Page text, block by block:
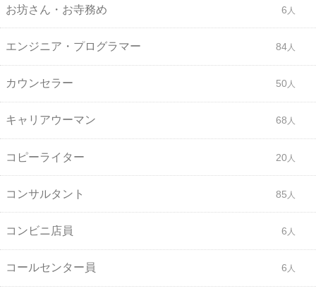
お坊さん・お寺務め 6
エンジニア・プログラマー 84
カウンセラー 50
キャリアウーマン 68
コピーライター 20
コンサルタント 85
コンビニ店員 6
コールセンター員 6